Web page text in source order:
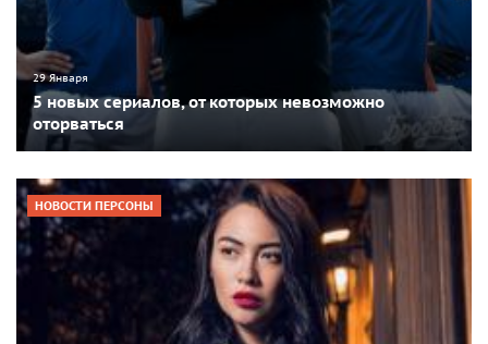
29 Января
5 новых сериалов, от которых невозможно
оторваться
НОВОСТИ ПЕРСОНЫ